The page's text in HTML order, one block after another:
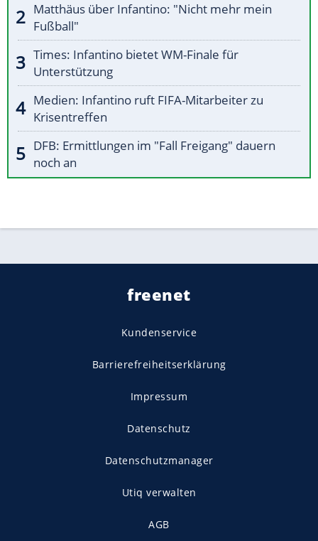
Matthäus über Infantino: "Nicht mehr mein
Fußball"
Times: Infantino bietet WM-Finale für
Unterstützung
Medien: Infantino ruft FIFA-Mitarbeiter zu
Krisentreffen
DFB: Ermittlungen im "Fall Freigang" dauern
noch an
freenet
Kundenservice
Barrierefreiheitserklärung
Impressum
Datenschutz
Datenschutzmanager
Utiq verwalten
AGB